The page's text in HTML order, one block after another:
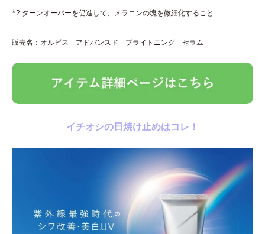
*2 ターンオーバーを促進して、メラニンの塊を微細化すること
販売名：オルビス アドバンスド ブライトニング セラム
イチオシの日焼け止めはコレ！